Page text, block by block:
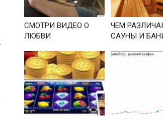
СМОТРИ ВИДЕО О
ЛЮБВИ
ЧЕМ
САУНЫ И